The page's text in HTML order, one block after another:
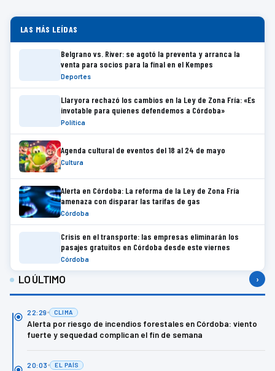
LAS MÁS LEÍDAS
Belgrano vs. River: se agotó la preventa y arranca la
venta para socios para la final en el Kempes
Deportes
Llaryora rechazó los cambios en la Ley de Zona Fría: «Es
invotable para quienes defendemos a Córdoba»
Política
Agenda cultural de eventos del 18 al 24 de mayo
Cultura
Alerta en Córdoba: La reforma de la Ley de Zona Fría
amenaza con disparar las tarifas de gas
Córdoba
Crisis en el transporte: las empresas eliminarán los
pasajes gratuitos en Córdoba desde este viernes
Córdoba
LO ÚLTIMO ›
22:29 CLIMA
Alerta por riesgo de incendios forestales en Córdoba: viento
fuerte y sequedad complican el fin de semana
20:03 EL PAÍS